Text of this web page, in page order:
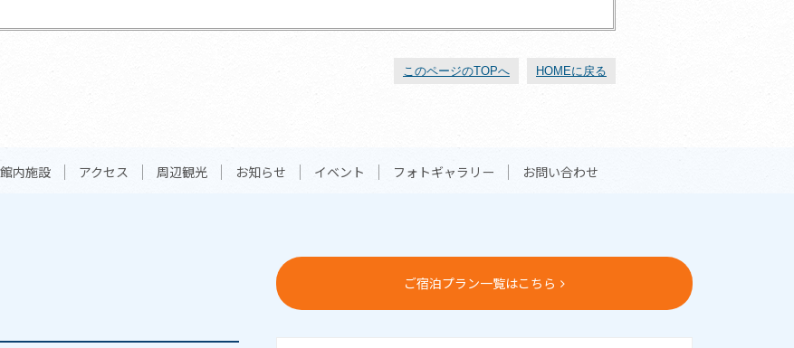
このページのTOPへ HOMEに戻る
館内施設 アクセス 周辺観光 お知らせ イベント フォトギャラリー お問い合わせ
ご宿泊プラン一覧はこちら